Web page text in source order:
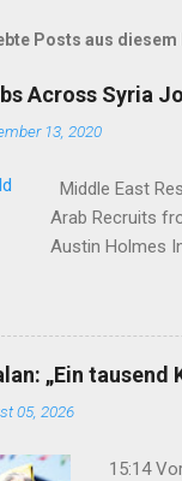
Posts aus diesem
Across Syria
13, 2020
Middle East
Arab Recruits
Austin Holmes
Syria to turn
Yekîtiya
—which set up
Surrounded by
„Ein
05, 2026
15:14